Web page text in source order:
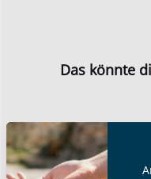
Das könnte